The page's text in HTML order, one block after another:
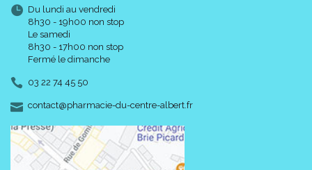
Du lundi au vendredi
8h30 - 19h00 non stop
Le samedi
8h30 - 17h00 non stop
Fermé le dimanche
03 22 74 45 50
contact-
@-
pharmacie-du-centre-albert.fr